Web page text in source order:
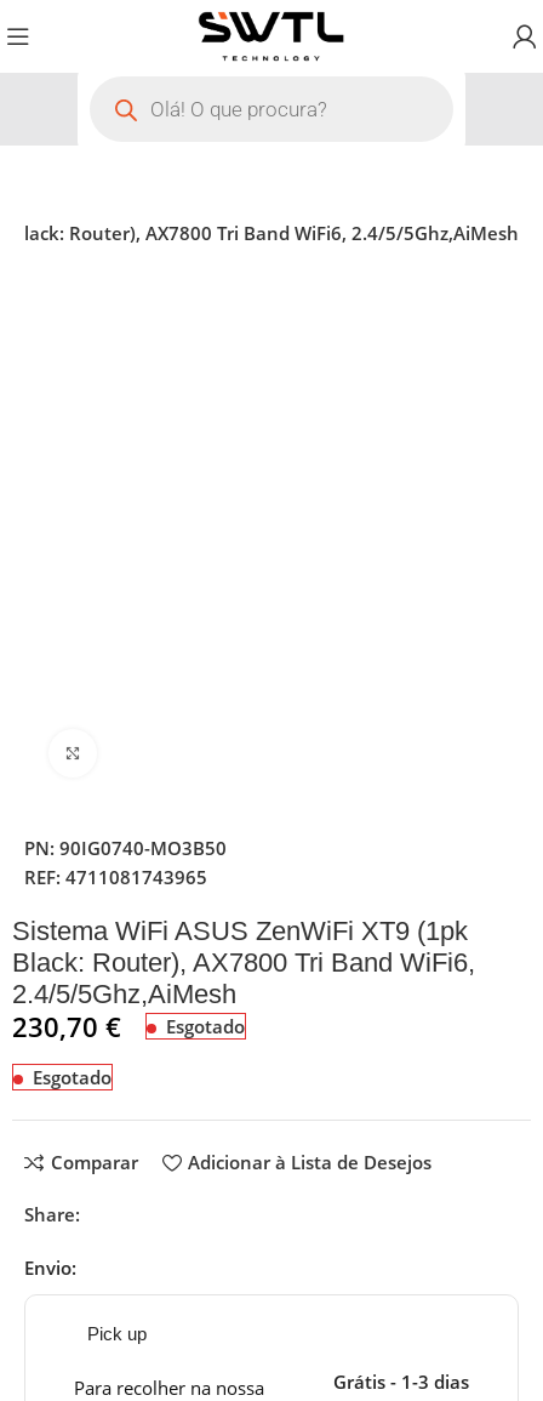
Black: Router), AX7800 Tri Band WiFi6, 2.4/5/5Ghz,AiMesh
PN:90IG0740-MO3B50
REF:4711081743965
Sistema WiFi ASUS ZenWiFi XT9 (1pk
Black: Router), AX7800 Tri Band WiFi6,
2.4/5/5Ghz,AiMesh
230,70€ Esgotado
Esgotado
Comparar Adicionar à Lista de Desejos
Share:
Envio:
Pick up
Para recolher na nossa
Grátis - 1-3 dias